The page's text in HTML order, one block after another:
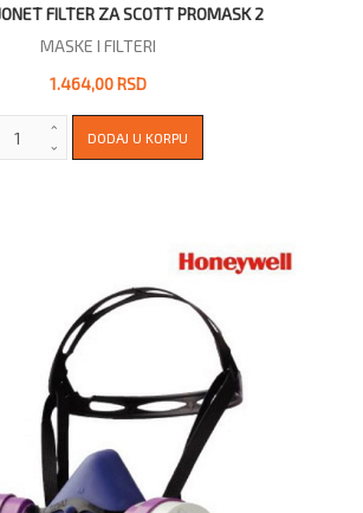
FILTER ZA SCOTT PROMASK 2
MASKE I FILTERI
1.464,00 RSD